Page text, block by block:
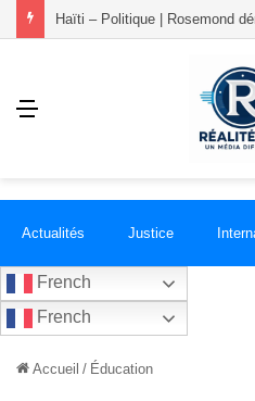
Menu
Actualités Justice
French
French
Accueil / Éducation